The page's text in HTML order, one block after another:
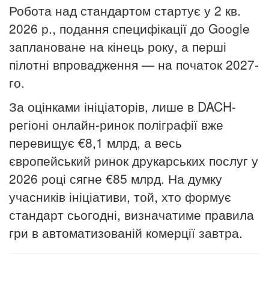
Робота над стандартом стартує у 2 кв.
2026 р., подання специфікації до Google
заплановане на кінець року, а перші
пілотні впровадження — на початок 2027-
го.
За оцінками ініціаторів, лише в DACH-
регіоні онлайн-ринок поліграфії вже
перевищує €8,1 млрд, а весь
європейський ринок друкарських послуг у
2026 році сягне €85 млрд. На думку
учасників ініціативи, той, хто формує
стандарт сьогодні, визначатиме правила
гри в автоматизованій комерції завтра.